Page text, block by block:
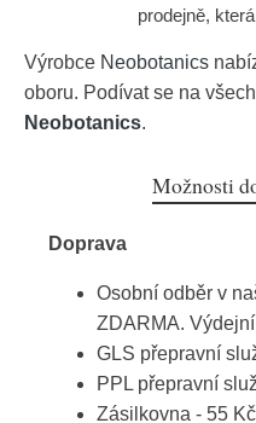
prodejně,
Výrobce Neobotanics
oboru. Podívat se na
Neobotanics.
Možnosti
Doprava
Osobní odběr v
ZDARMA.
GLS přepravní
PPL přepravní
Zásilkovna - 55 Kč